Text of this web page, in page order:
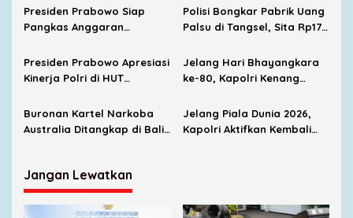
Paspor Termasuk 2
Dokumen Palsu
Tanjungpinang
Presiden Prabowo Siap
Pangkas Anggaran
Kemiskinan dan Kelaparan
Polisi Bongkar Pabrik Uang
Palsu di Tangsel, Sita Rp170
Presiden Prabowo Apresiasi
Kinerja Polri di HUT
Terus Bertransformasi
Layani Masyarakat
Jelang Hari Bhayangkara
ke-80, Kapolri Kenang
RI
Buronan Kartel Narkoba
Australia Ditangkap di Bali
Jelang Piala Dunia 2026,
Kapolri Aktifkan Kembali
Jangan Lewatkan